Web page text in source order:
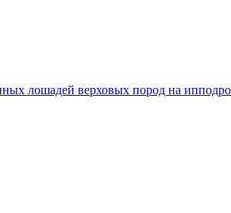
лошадей верховых пород на